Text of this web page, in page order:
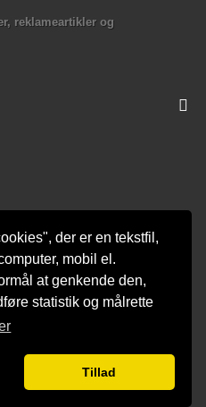
der er en tekstfil,
mobil el.
at genkende den,
statistik og målrette
Tillad
reklameartikler og
2 7400 Herning Danmark